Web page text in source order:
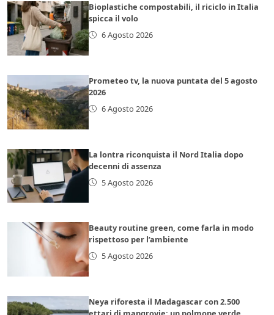
Bioplastiche compostabili, il riciclo in Italia
spicca il volo
6 Agosto 2026
Prometeo tv, la nuova puntata del 5 agosto
2026
6 Agosto 2026
La lontra riconquista il Nord Italia dopo
decenni di assenza
5 Agosto 2026
Beauty routine green, come farla in modo
rispettoso per l’ambiente
5 Agosto 2026
Neya riforesta il Madagascar con 2.500